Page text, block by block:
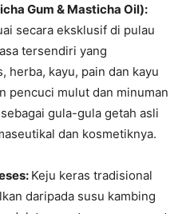
Gum & Masticha Oil):
secara eksklusif di pulau
tersendiri yang
herba, kayu, pain dan kayu
pencuci mulut dan minuman
gula-gula getah asli
dan kosmetiknya.
Keju keras tradisional
daripada susu kambing